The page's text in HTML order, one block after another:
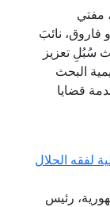
مفتي
فاروق، نائبَ
سُبُلِ تعزيز
البحث
قضايا
لفقه الحلال
رئيس